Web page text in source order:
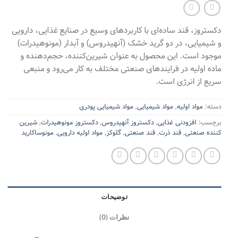
دکستروز، قند ساده‌ای با کاربردهای وسیع در صنایع غذایی، دارویی
و شیمیایی، در دو گرید خشک (آنهیدروس) و آبدار (مونوهیدرات)
موجود است. این محصول به عنوان شیرین‌کننده، حجم‌دهنده و
ماده اولیه در فرایندهای صنعتی مختلف به کار می‌رود و منبعی
سریع از انرژی است.
دسته: مواد اولیه, مواد شیمیایی, مواد شیمیایی پودری
برچسب: افزودنی غذایی, دکستروز آنهیدروس, دکستروز مونوهیدرات, شیرین
کننده صنعتی, قند ذرت, قند صنعتی, گلوکز, مواد اولیه دارویی, مونوساکارید
توضیحات
نظرات (0)